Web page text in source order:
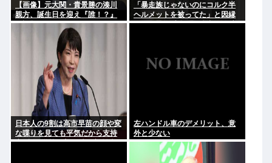
【画像】元大関・貴景勝の湊川
親方、誕生日を迎え『誰！？』
と話題に
「暴走族じゃないのにコルク半
ヘルメットを被ってた」と因縁
つけて暴行 少年らと父親(37)逮
日本人の9割は高市早苗の顔や変
な喋りを見ても平気だから支持
率9割。学校の美術科と音楽科は
左ハンドル車のデメリット、意
外と少ない